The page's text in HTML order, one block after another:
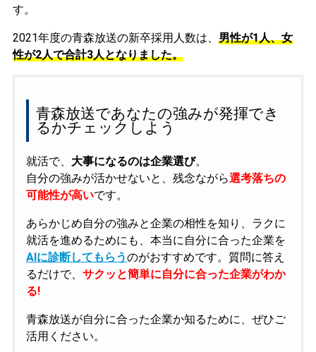
す。
2021年度の青森放送の新卒採用人数は、 男性が1人、女
性が2人で合計3人となりました。
青森放送であなたの強みが発揮でき
るかチェックしよう
就活で、 大事になるのは企業選び。
自分の強みが活かせないと、残念ながら選考落ちの
可能性が高いです。
あらかじめ自分の強みと企業の相性を知り、ラクに
就活を進めるためにも、本当に自分に合った企業を
AIに診断してもらうのがおすすめです。質問に答え
るだけで、 サクッと簡単に自分に合った企業がわか
る!
青森放送が自分に合った企業か知るために、ぜひご
活用ください。